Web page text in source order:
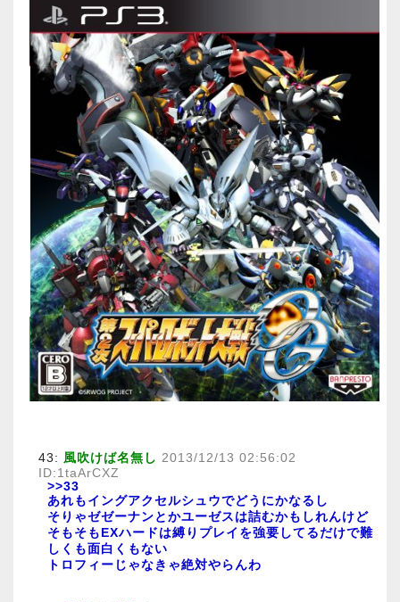
43: 風吹けば名無し 2013/12/13 02:56:02
ID:1taArCXZ
>>33
あれもイングアクセルシュウでどうにかなるし
そりゃゼゼーナンとかユーゼスは詰むかもしれんけど
そもそもEXハードは縛りプレイを強要してるだけで難
しくも面白くもない
トロフィーじゃなきゃ絶対やらんわ